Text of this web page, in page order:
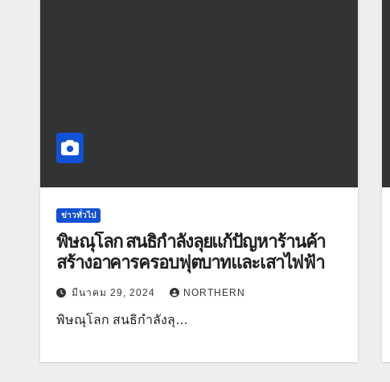
ข่าวทั่วไป
พิษณุโลก สนธิกำลังลุยแก้ปัญหาร้านค้า
สร้างอาคารครอบฟุตบาทและเสาไฟฟ้า
มีนาคม 29, 2024 NORTHERN
พิษณุโลก สนธิกำลังลุ…